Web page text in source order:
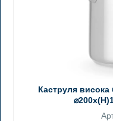
Каструля